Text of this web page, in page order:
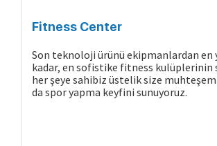
Fitness Center
Son teknoloji ürünü ekipmanlardan en
kadar, en sofistike fitness kulüplerinin
her şeye sahibiz üstelik size
da spor yapma keyfini sunuyoruz.